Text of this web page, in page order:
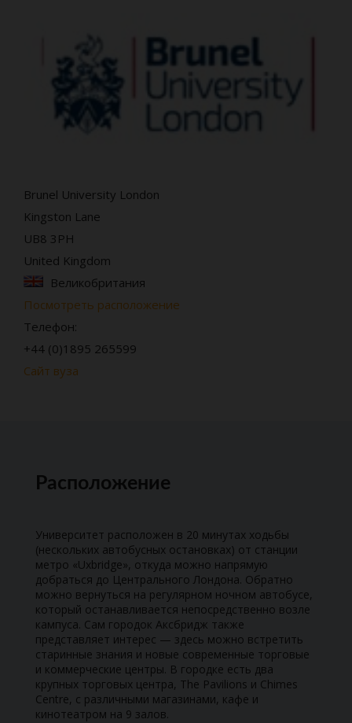
Brunel University London
Kingston Lane
UB8 3PH
United Kingdom
Великобритания
Посмотреть расположение
Телефон:
+44 (0)1895 265599
Сайт вуза
Расположение
Университет расположен в 20 минутах ходьбы
(нескольких автобусных остановках) от станции
метро «Uxbridge», откуда можно напрямую
добраться до Центрального Лондона. Обратно
можно вернуться на регулярном ночном автобусе,
который останавливается непосредственно возле
кампуса. Сам городок Аксбридж также
представляет интерес — здесь можно встретить
старинные знания и новые современные торговые
и коммерческие центры. В городке есть два
крупных торговых центра, The Pavilions и Chimes
Centre, с различными магазинами, кафе и
кинотеатром на 9 залов.